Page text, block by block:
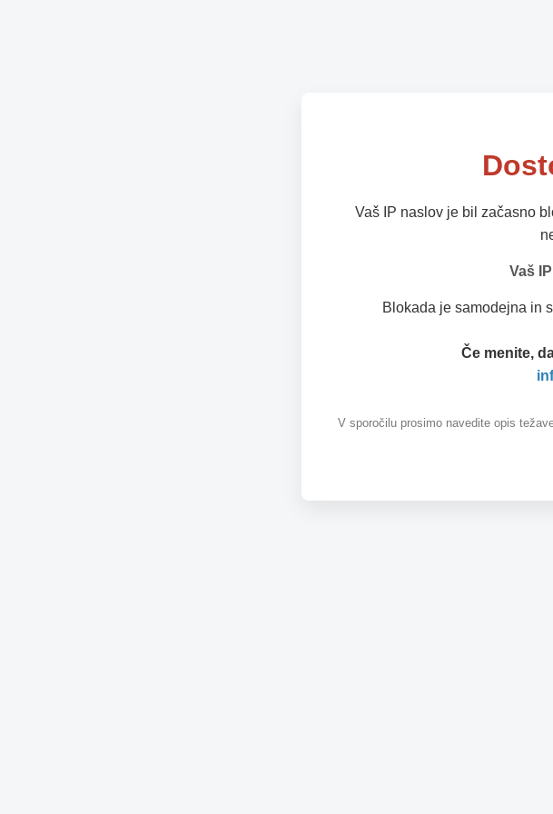
Vaš IP naslov je bil začasno
Vaš
Blokada je samodejna in
Če menite,
V sporočilu prosimo navedite opis